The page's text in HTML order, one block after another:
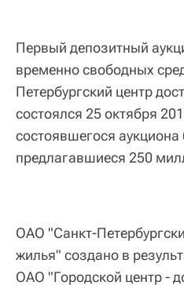
Первый депозитный
временно свободных
Петербургский центр
состоялся 25 октября
состоявшегося
предлагавшиеся 250
ОАО "Санкт-
жилья" создано в
ОАО "Городской центр -